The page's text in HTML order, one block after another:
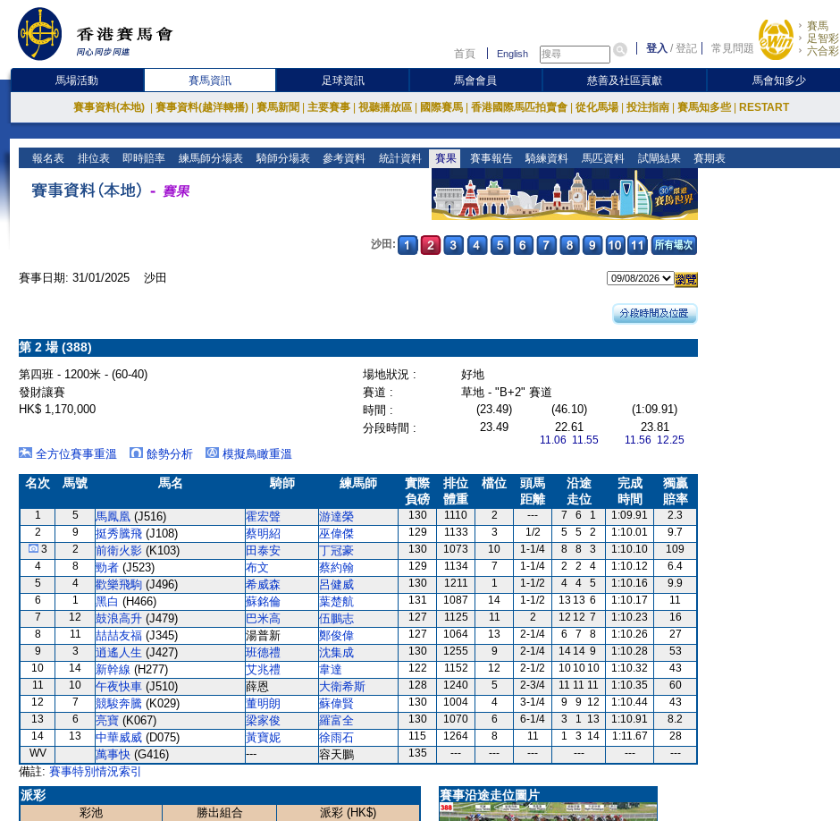
首頁 English 登入 /登記 常見問題
賽馬
足智彩
六合彩
馬場活動 賽馬資訊 足球資訊 馬會會員 慈善及社區貢獻 馬會知多少
賽事資料(本地) 賽事資料(越洋轉播) 賽馬新聞 主要賽事 視聽播放區 國際賽馬 香港國際馬匹拍賣會 從化馬場 投注指南 賽馬知多些 RESTART
報名表 排位表 即時賠率 練馬師分場表 騎師分場表 參考資料 統計資料 賽果 賽事報告 騎練資料 馬匹資料 試閘結果 賽期表
沙田:
賽事日期: 31/01/2025 沙田
第 2 場 (388)
第四班 - 1200米 - (60-40) 場地狀況 :
好地
發財讓賽
賽道 :
草地 - "B+2" 賽道
HK$ 1,170,000
時間 : (23.49) (46.10)
(1:09.91)
分段時間 :
23.49 22.61
11.06 11.55
23.81
11.56 12.25
全方位賽事重溫 餘勢分析 模擬鳥瞰重溫
名次 馬號 馬名 騎師 練馬師
實際
負磅
排位
體重
檔位
頭馬
距離
沿途
走位
完成
時間
獨贏
賠率
1 5 馬鳳凰 (J516) 霍宏聲 游達榮 130 1110 2 --- 7 6 1 1:09.91
2.3
2
9 挺秀騰飛 (J108) 蔡明紹 巫偉傑 129 1133 3 1/2 5 5 2 1:10.01
9.7
3
2 前衛火影 (K103) 田泰安 丁冠豪 130 1073 10 1-1/4 8 8 3 1:10.10
109
4
8 勁者 (J523) 布文 蔡約翰 129 1134 7 1-1/4 2 2 4 1:10.12
6.4
5
4 歡樂飛駒 (J496) 希威森 呂健威 130 1211 1 1-1/2 4 4 5 1:10.16
9.9
6
1 黑白 (H466) 蘇銘倫 葉楚航 131 1087 14 1-1/2 13 13 6 1:10.17
11
7
12 鼓浪高升 (J479) 巴米高 伍鵬志 127 1125 11 2 12 12 7 1:10.23
16
8
11 喆喆友福 (J345) 湯普新 鄭俊偉 127 1064 13 2-1/4 6 7 8 1:10.26
27
9
3 逍遙人生 (J427) 班德禮 沈集成 130 1255 9 2-1/4 14 14 9 1:10.28
53
10
14 新幹線 (H277) 艾兆禮 韋達 122 1152 12 2-1/2 10 10 10 1:10.32
43
11
10 午夜快車 (J510) 薛恩 大衛希斯 128 1240 5 2-3/4 11 11 11 1:10.35
60
12
7 競駿奔騰 (K029) 董明朗 蘇偉賢 130 1004 4 3-1/4 9 9 12 1:10.44
43
13
6 亮寶 (K067) 梁家俊 羅富全 130 1070 6 6-1/4 3 1 13 1:10.91
8.2
14
13 中華威威 (D075) 黃寶妮 徐雨石 115 1264 8 11 1 3 14 1:11.67
28
WV
萬事快 (G416) --- 容天鵬 135 --- --- --- --- --- ---
備註: 賽事特別情況索引
派彩
彩池 勝出組合
派彩 (HK$)
賽事沿途走位圖片